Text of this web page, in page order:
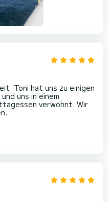
Toni hat uns zu einigen
uns in einem
verwöhnt. Wir